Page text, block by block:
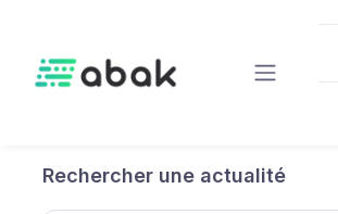
Rechercher une actualité